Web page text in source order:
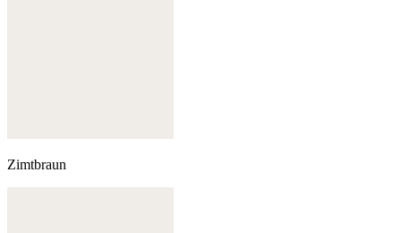
Zimtbraun